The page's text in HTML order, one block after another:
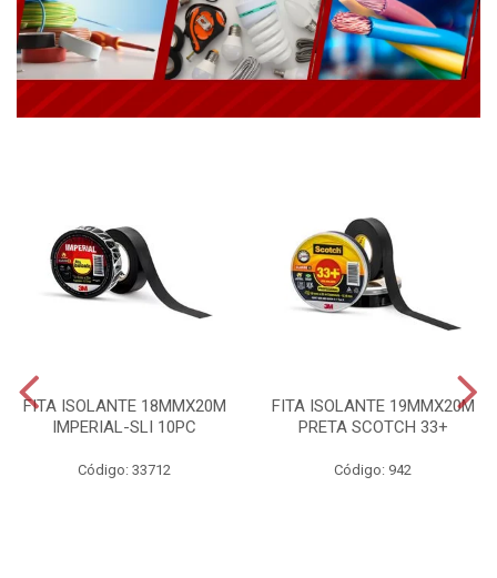
FITA ISOLANTE 18MMX20M
IMPERIAL-SLI 10PC
Código: 33712
FITA ISOLANTE 19MMX20M
PRETA SCOTCH 33+
Código: 942